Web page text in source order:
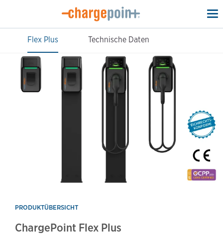
Flex Plus
Technische Daten
PRODUKTÜBERSICHT
ChargePoint Flex Plus